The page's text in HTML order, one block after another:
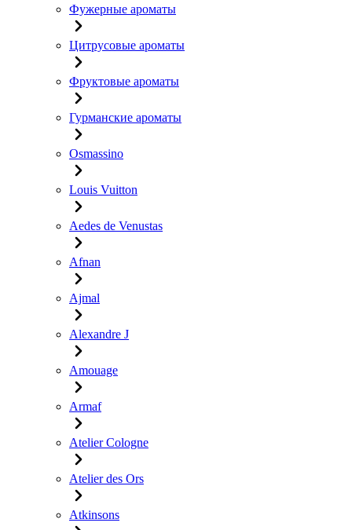
Фужерные ароматы
Цитрусовые ароматы
Фруктовые ароматы
Гурманские ароматы
Osmassino
Louis Vuitton
Aedes de Venustas
Afnan
Ajmal
Alexandre J
Amouage
Armaf
Atelier Cologne
Atelier des Ors
Atkinsons